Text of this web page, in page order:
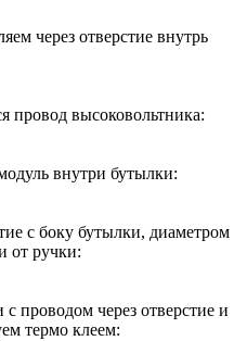
через отверстие внутрь
провод высоковольтника:
внутри бутылки:
с боку бутылки, диаметром
от ручки:
проводом через отверстие и
термо клеем: